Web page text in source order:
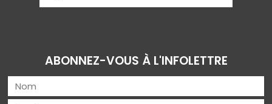
ABONNEZ-VOUS À L'INFOLETTRE